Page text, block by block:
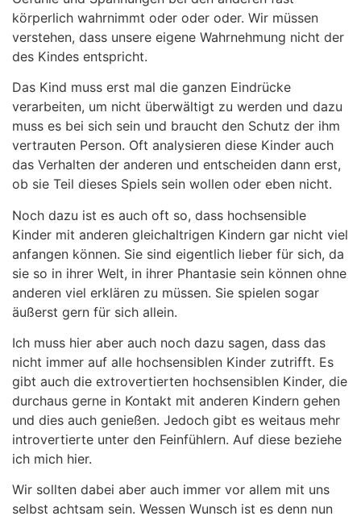
körperlich wahrnimmt oder oder oder. Wir müssen
verstehen, dass unsere eigene Wahrnehmung nicht der
des Kindes entspricht.
Das Kind muss erst mal die ganzen Eindrücke
verarbeiten, um nicht überwältigt zu werden und dazu
muss es bei sich sein und braucht den Schutz der ihm
vertrauten Person. Oft analysieren diese Kinder auch
das Verhalten der anderen und entscheiden dann erst,
ob sie Teil dieses Spiels sein wollen oder eben nicht.
Noch dazu ist es auch oft so, dass hochsensible
Kinder mit anderen gleichaltrigen Kindern gar nicht viel
anfangen können. Sie sind eigentlich lieber für sich, da
sie so in ihrer Welt, in ihrer Phantasie sein können ohne
anderen viel erklären zu müssen. Sie spielen sogar
äußerst gern für sich allein.
Ich muss hier aber auch noch dazu sagen, dass das
nicht immer auf alle hochsensiblen Kinder zutrifft. Es
gibt auch die extrovertierten hochsensiblen Kinder, die
durchaus gerne in Kontakt mit anderen Kindern gehen
und dies auch genießen. Jedoch gibt es weitaus mehr
introvertierte unter den Feinfühlern. Auf diese beziehe
ich mich hier.
Wir sollten dabei aber auch immer vor allem mit uns
selbst achtsam sein. Wessen Wunsch ist es denn nun